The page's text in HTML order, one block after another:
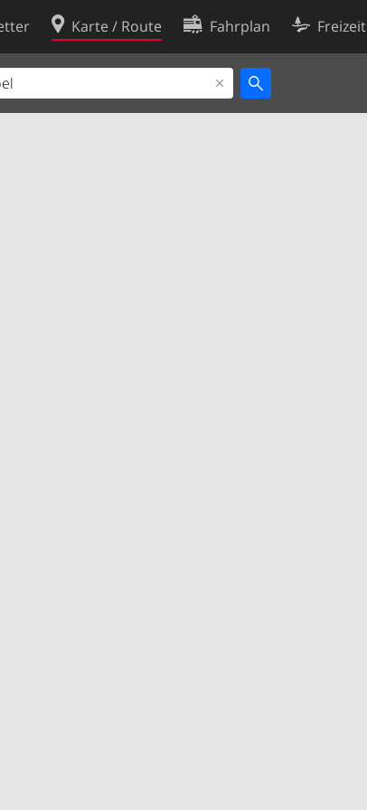
Karte / Route Fahrplan Freizeit
Cookie-Richtlinie
Cookie-Einstellungen